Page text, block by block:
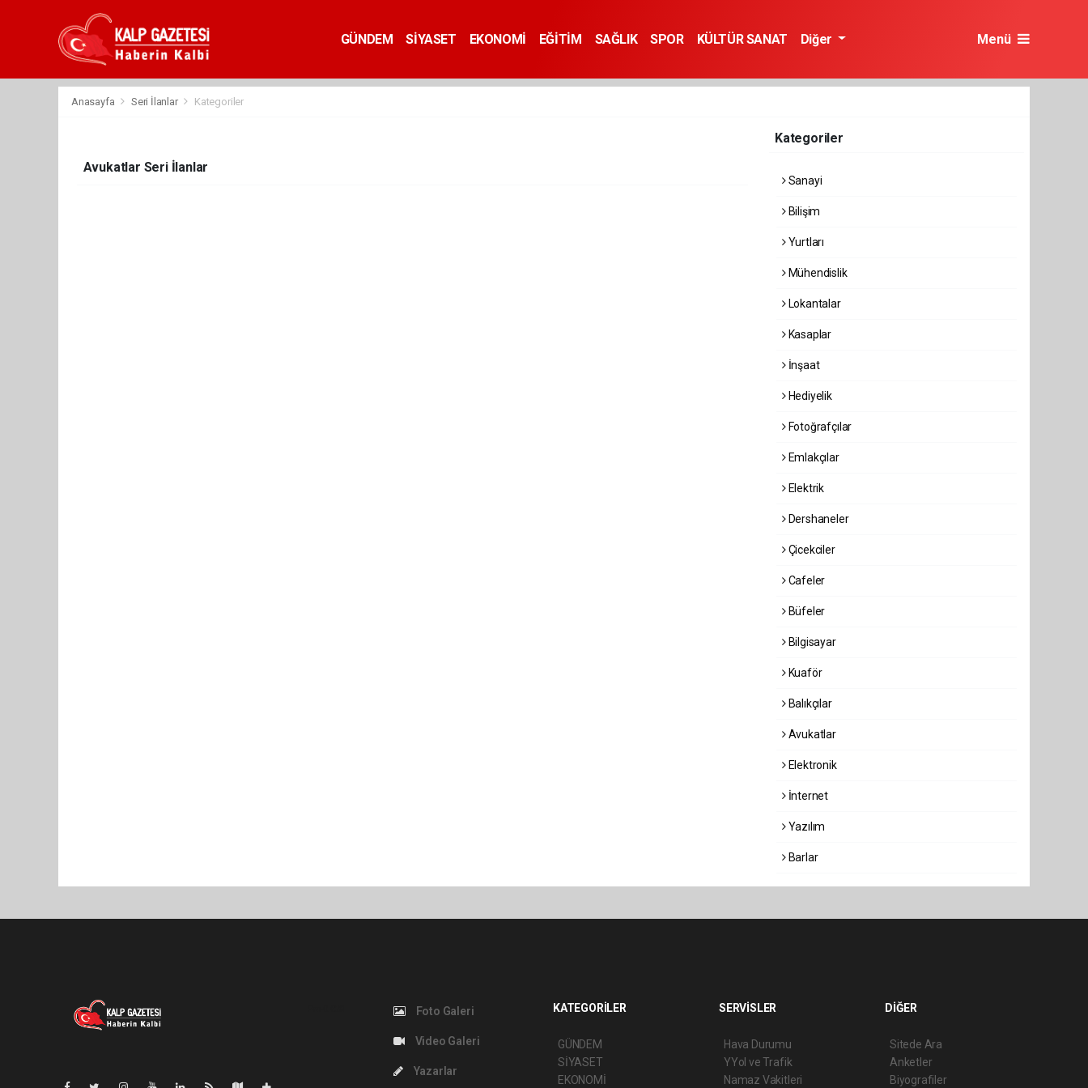
GÜNDEM SİYASET EKONOMİ EĞİTİM SAĞLIK SPOR KÜLTÜR SANAT Diğer Menü
Anasayfa Seri İlanlar Kategoriler
Avukatlar Seri İlanlar
Kategoriler
Sanayi
Bilişim
Yurtları
Mühendislik
Lokantalar
Kasaplar
İnşaat
Hediyelik
Fotoğrafçılar
Emlakçılar
Elektrik
Dershaneler
Çicekciler
Cafeler
Büfeler
Bilgisayar
Kuaför
Balıkçılar
Avukatlar
Elektronik
İnternet
Yazılım
Barlar
Foto Galeri
Video Galeri
Yazarlar
KATEGORİLER
GÜNDEM
SİYASET
EKONOMİ
SERVİSLER
Hava Durumu
YYol ve Trafik
Namaz Vakitleri
DİĞER
Sitede Ara
Anketler
Biyografiler